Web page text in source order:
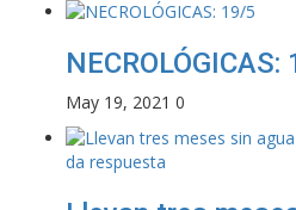
NECROLÓGICAS:
May 19, 2021 0